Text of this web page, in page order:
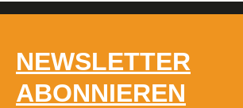
NEWSLETTER
ABONNIEREN